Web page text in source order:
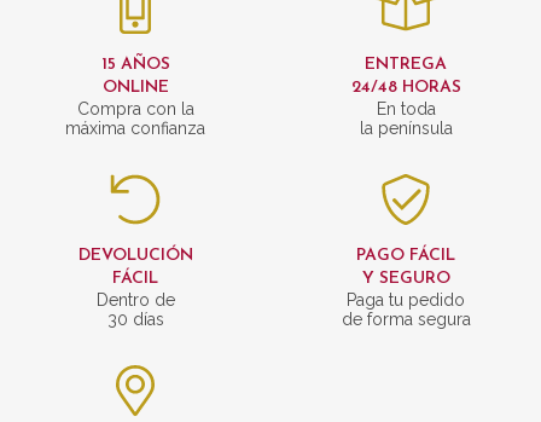
15 AÑOS
ONLINE
Compra con la
máxima confianza
ENTREGA
24/48 HORAS
En toda
la península
DEVOLUCIÓN
FÁCIL
Dentro de
30 días
PAGO FÁCIL
Y SEGURO
Paga tu pedido
de forma segura